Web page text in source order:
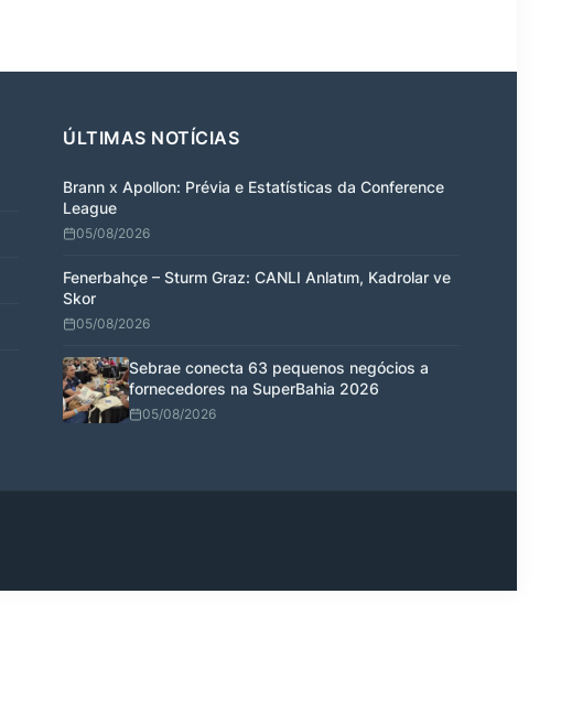
ÚLTIMAS NOTÍCIAS
Brann x Apollon: Prévia e Estatísticas da Conference
League
05/08/2026
Fenerbahçe – Sturm Graz: CANLI Anlatım, Kadrolar ve
Skor
05/08/2026
Sebrae conecta 63 pequenos negócios a
fornecedores na SuperBahia 2026
05/08/2026